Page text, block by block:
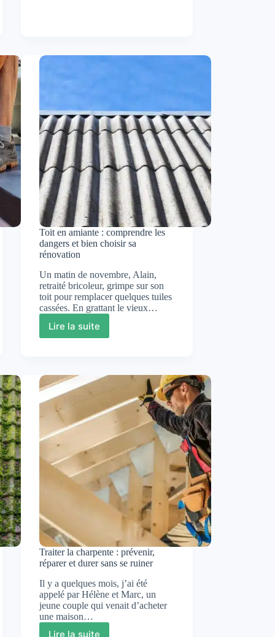
et
Toit en amiante : comprendre les
dangers et bien choisir sa
rénovation
Un matin de novembre, Alain,
retraité bricoleur, grimpe sur son
toit pour remplacer quelques tuiles
cassées. En grattant le vieux…
Lire la suite
Toit
comprendre
les
bien
rénovation
Traiter la charpente : prévenir,
réparer et durer sans se ruiner
Il y a quelques mois, j’ai été
appelé par Hélène et Marc, un
jeune couple qui venait d’acheter
une maison…
Lire la suite